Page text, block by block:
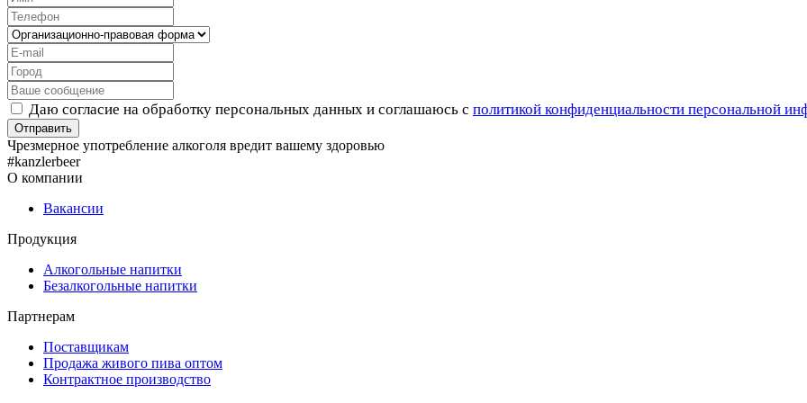
Даю согласие на обработку персональных данных и соглашаюсь с политикой конфиденциальности персональной
Чрезмерное употребление алкоголя вредит вашему здоровью
#kanzlerbeer
О компании
Вакансии
Продукция
Алкогольные напитки
Безалкогольные напитки
Партнерам
Поставщикам
Продажа живого пива оптом
Контрактное производство